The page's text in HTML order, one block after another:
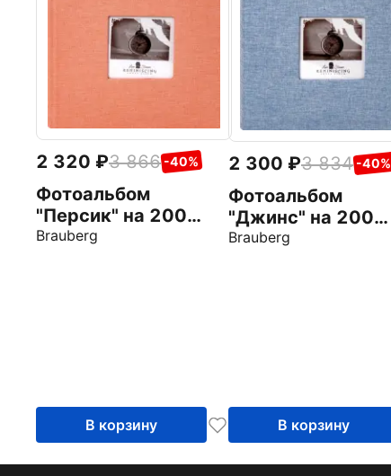
2 320 3 866 -40%
Фотоальбом
"Персик" на 200
фото, персиковый
Brauberg
В корзину
2 300 3 834 -40%
Фотоальбом
"Джинс" на 200
фото, ткань
Brauberg
В корзину